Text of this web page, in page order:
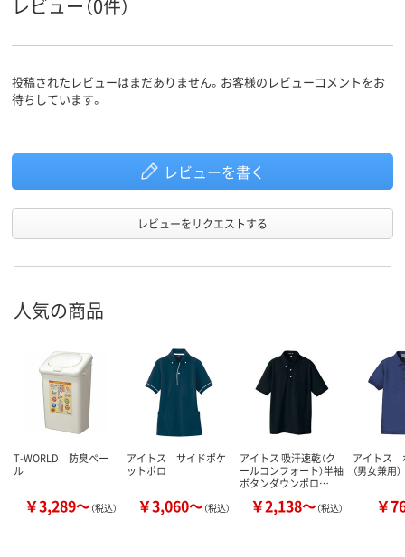
レビュー（0件）
投稿されたレビューはまだありません。お客様のレビューコメントをお
待ちしています。
レビューを書く
レビューをリクエストする
人気の商品
T-WORLD 防臭ペー
ル
￥3,289～（税込）
アイトス サイドポケ
ットポロ
￥3,060～（税込）
アイトス 吸汗速乾（ク
ールコンフォート）半袖
ボタンダウンポロ…
￥2,138～（税込）
アイトス
（男女兼用）
￥